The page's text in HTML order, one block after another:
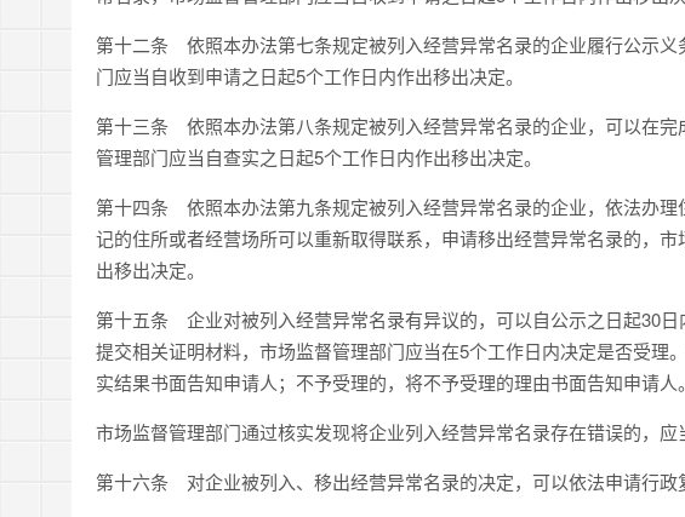
第十二条 依照本办法第七条规定被列入经营异常名录的企业履行公示
门应当自收到申请之日起5个工作日内作出移出决定。
第十三条 依照本办法第八条规定被列入经营异常名录的企业，可以在
管理部门应当自查实之日起5个工作日内作出移出决定。
第十四条 依照本办法第九条规定被列入经营异常名录的企业，依法办
记的住所或者经营场所可以重新取得联系，申请移出经营异常名录的，
出移出决定。
第十五条 企业对被列入经营异常名录有异议的，可以自公示之日起30
提交相关证明材料，市场监督管理部门应当在5个工作日内决定是否受理
实结果书面告知申请人；不予受理的，将不予受理的理由书面告知申请人。
市场监督管理部门通过核实发现将企业列入经营异常名录存在错误的，应
第十六条 对企业被列入、移出经营异常名录的决定，可以依法申请行政